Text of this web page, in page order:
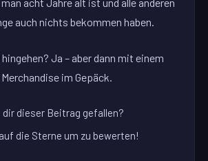
acht Jahre alt ist und alle anderen
auch nichts bekommen haben.
Ja – aber dann mit einem
im Gepäck.
dir dieser Beitrag gefallen?
die Sterne um zu bewerten!